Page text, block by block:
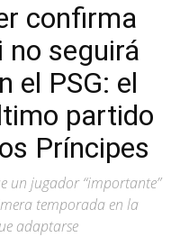
confirma
no seguirá
el PSG: el
partido
Príncipes
un jugador “importante”
temporada en la
adaptarse